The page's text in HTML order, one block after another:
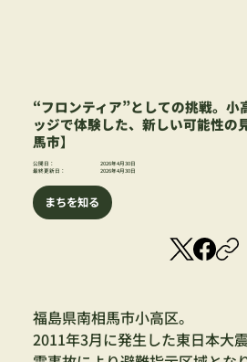
“フロンティア”としての挑戦。小
ッジで体験した、新しい可能性の
馬市】
公開日：
2026年4月30日
最終更新日：
2026年4月30日
まちを知る
福島県南相馬市小高区。
2011年3月に発生した東日本大